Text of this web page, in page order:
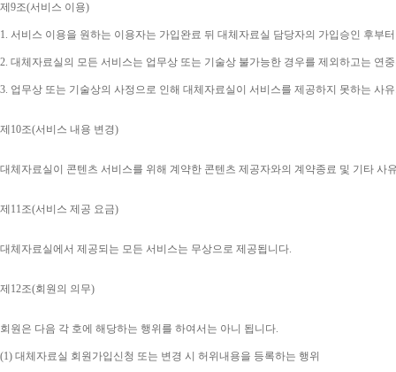
제 9조(서비스 이용)
1. 서비스 이용을 원하는 이용자는 가입완료 뒤 대체자료실 담당자의 가입승인 후부
2. 대체자료실의 모든 서비스는 업무상 또는 기술상 불가능한 경우를 제외하고는 연
3. 업무상 또는 기술상의 사정으로 인해 대체자료실이 서비스를 제공하지 못하는 사
제 10조(서비스 내용 변경)
대체자료실이 콘텐츠 서비스를 위해 계약한 콘텐츠 제공자와의 계약종료 및 기타
제 11조(서비스 제공 요금)
대체자료실에서 제공되는 모든 서비스는 무상으로 제공됩니다.
제 12조(회원의 의무)
회원은 다음 각 호에 해당하는 행위를 하여서는 아니 됩니다.
(1) 대체자료실 회원가입신청 또는 변경 시 허위내용을 등록하는 행위